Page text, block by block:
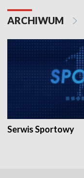
ARCHIWUM
Serwis Sportowy